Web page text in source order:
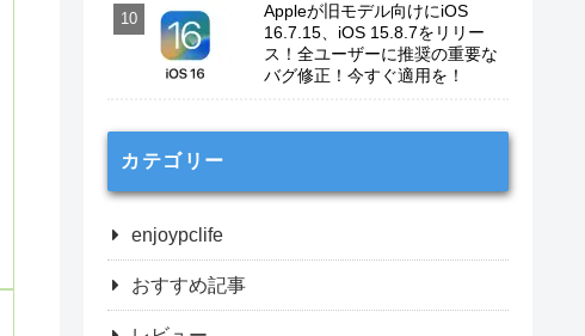
Appleが旧モデル向けにiOS
16.7.15、iOS 15.8.7をリリー
ス！全ユーザーに推奨の重要な
バグ修正！今すぐ適用を！
カテゴリー
enjoypclife
おすすめ記事